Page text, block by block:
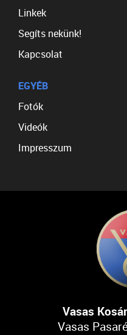
Linkek
Segíts nekünk!
Kapcsolat
EGYÉB
Fotók
Videók
Impresszum
Vasas
Vasas